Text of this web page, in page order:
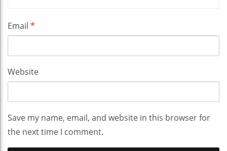
Email *
Website
Save my name, email, and website in this browser for
the next time I comment.